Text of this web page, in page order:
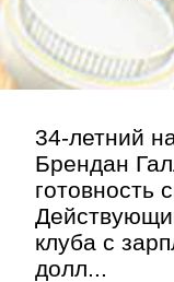
34-летний
Брендан
готовность
клуба с
долл...